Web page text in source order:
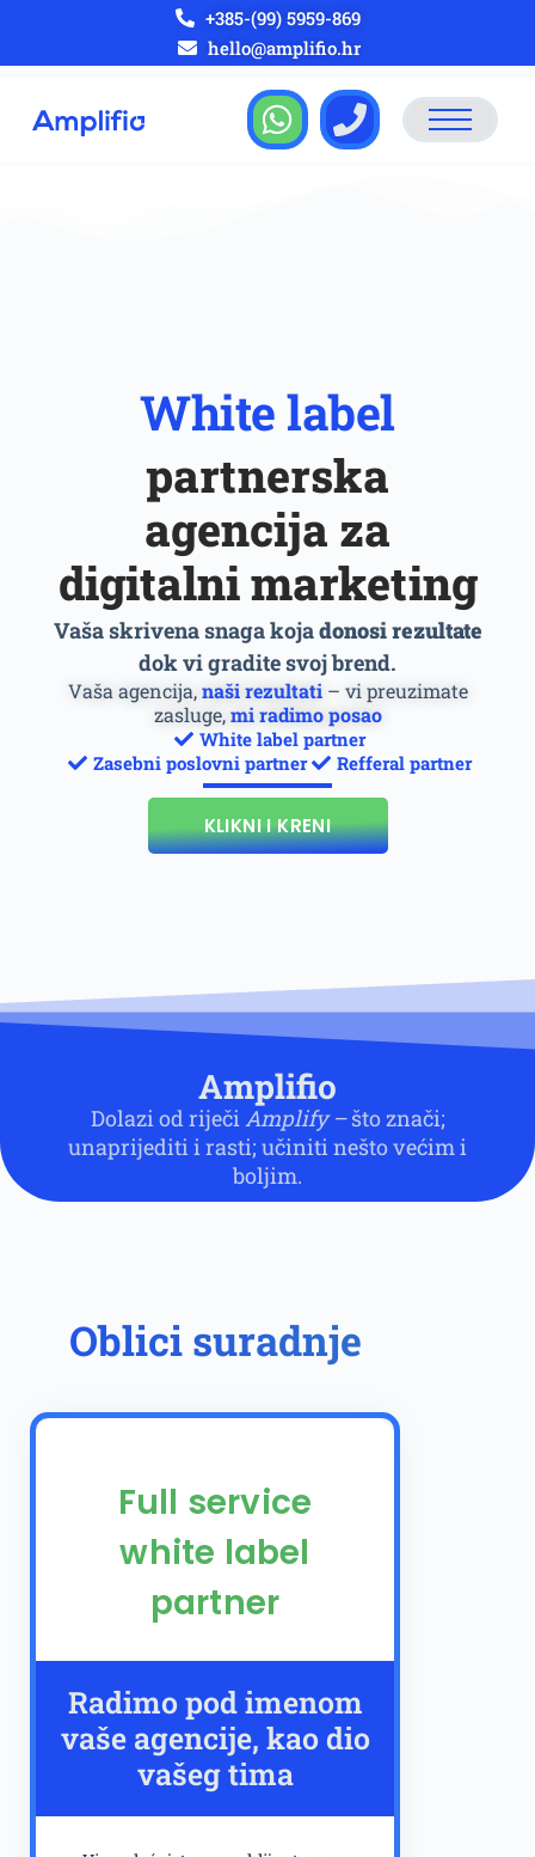
+385-(99) 5959-869
hello@amplifio.hr
White label
partnerska
agencija za
digitalni marketing
Vaša skrivena snaga kojadonosi rezultate
dok vi gradite svoj brend.
Vaša agencija,naši rezultati– vi preuzimate
zasluge,mi radimo posao
White label partner
Zasebni poslovni partner
Refferal partner
KLIKNI I KRENI
Amplifio
Dolazi od riječiAmplify –što znači;
unaprijediti i rasti; učiniti nešto većim i
boljim.
Oblici suradnje
Full service
white label
partner
Radimo pod imenom
vaše agencije, kao dio
vašeg tima